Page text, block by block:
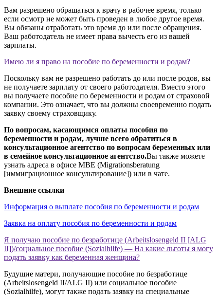
Вам разрешено обращаться к врачу в рабочее время, только
если осмотр не может быть проведен в любое другое время.
Вы обязаны отработать это время до или после обращения.
Ваш работодатель не имеет права вычесть его из вашей
зарплаты.
Имею ли я право на пособие по беременности и родам?
Поскольку вам не разрешено работать до или после родов, вы
не получаете зарплату от своего работодателя. Вместо этого
вы получаете пособие по беременности и родам от страховой
компании. Это означает, что вы должны своевременно подать
заявку своему страховщику.
По вопросам, касающимся оплаты пособия по
беременности и родам, лучше всего обратиться в
консультационное агентство по вопросам беременных или
в семейное консультационное агентство.Вы также можете
узнать адреса в офисе MBE (Migrationsberatung
[иммиграционное консультирование]) или в чате.
Внешние ссылки
Информация о выплате пособия по беременности и родам
Заявка на оплату пособия по беременности и родам
Я получаю пособие по безработице (Arbeitslosengeld II [ALG
II])/социальное пособие (Sozialhilfe) — На какие льготы я могу
подать заявку как беременная женщина?
Будущие матери, получающие пособие по безработице
(Arbeitslosengeld II/ALG II) или социальное пособие
(Sozialhilfe), могут также подать заявку на специальные